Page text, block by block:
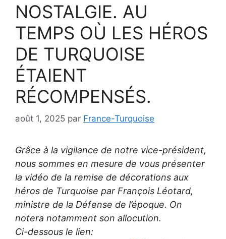
NOSTALGIE. AU
TEMPS OÙ LES HÉROS
DE TURQUOISE
ÉTAIENT
RÉCOMPENSÉS.
août 1, 2025 par France-Turquoise
Grâce à la vigilance de notre vice-président,
nous sommes en mesure de vous présenter
la vidéo de la remise de décorations aux
héros de Turquoise par François Léotard,
ministre de la Défense de l’époque. On
notera notamment son allocution.
Ci-dessous le lien: